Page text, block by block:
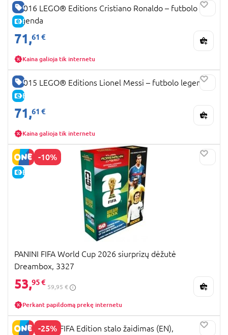
GERA KAINA
E-KAINA
43016 LEGO® Editions Cristiano Ronaldo – futbolo
legenda
71,61 €
Kaina galioja tik internetu
GERA KAINA
E-KAINA
43015 LEGO® Editions Lionel Messi – futbolo legenda
71,61 €
Kaina galioja tik internetu
-10%
E-KAINA
PANINI FIFA World Cup 2026 siurprizų dėžutė
Dreambox, 3327
53,95 €
59,95 €
Perkant papildomą prekę internetu
-25%
MONOPOLY FIFA Edition stalo žaidimas (EN),